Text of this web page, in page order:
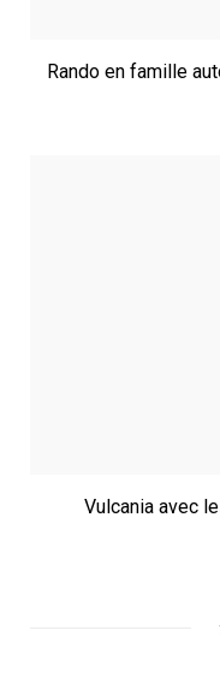
Rando en famille
Vulcania avec